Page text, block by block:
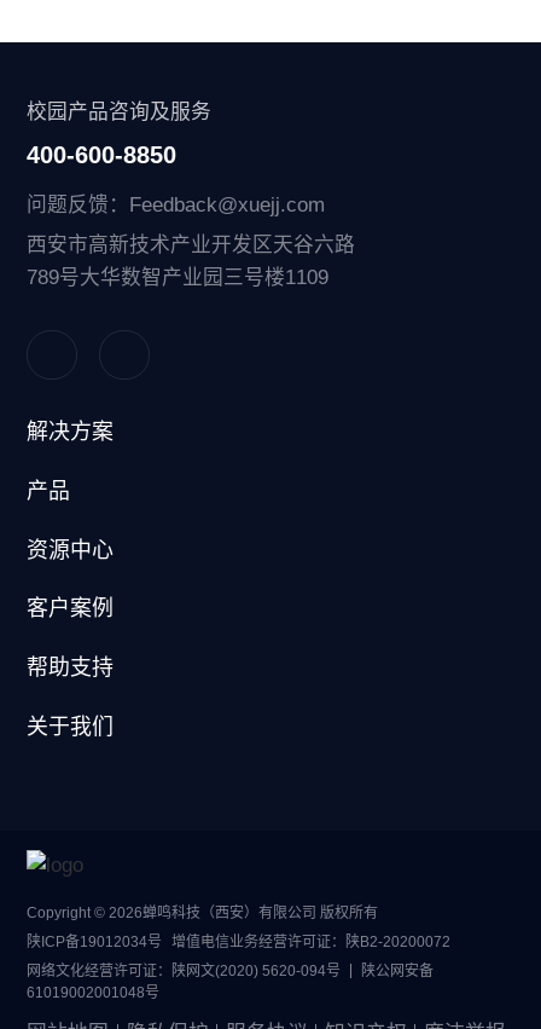
校园产品咨询及服务
400-600-8850
问题反馈：Feedback@xuejj.com
西安市高新技术产业开发区天谷六路
789号大华数智产业园三号楼1109
解决方案
产品
资源中心
客户案例
帮助支持
关于我们
Copyright © 2026蝉鸣科技（西安）有限公司 版权所有
陕ICP备19012034号
增值电信业务经营许可证：
陕B2-20200072
网络文化经营许可证：
陕网文(2020) 5620-094号
陕公网安备
61019002001048号